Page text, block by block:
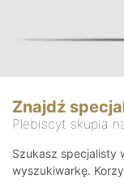
Znajdź
Plebiscyt skupia
Szukasz specjalisty
wyszukiwarkę.